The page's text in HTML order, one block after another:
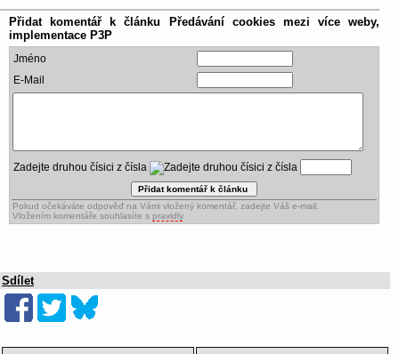
Přidat komentář k článku
Předávání cookies mezi více weby,
implementace P3P
Jméno
E-Mail
Zadejte druhou čísici z čísla
Pokud očekáváte odpověď na Vámi vložený komentář, zadejte Váš e-mail.
Vložením komentáře souhlasíte s pravidly.
Sdílet